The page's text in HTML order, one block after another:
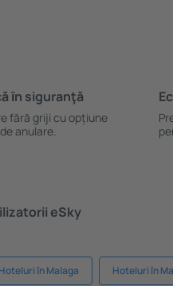
ȋn siguranţă
fără griji cu opțiune
anulare.
eSky
Hoteluri în Malaga Hoteluri în